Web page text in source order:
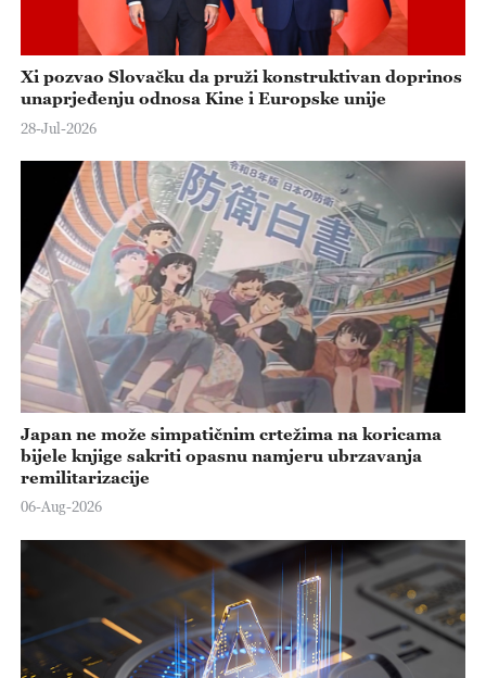
Xi pozvao Slovačku da pruži konstruktivan doprinos
unaprjeđenju odnosa Kine i Europske unije
28-Jul-2026
Japan ne može simpatičnim crtežima na koricama
bijele knjige sakriti opasnu namjeru ubrzavanja
remilitarizacije
06-Aug-2026